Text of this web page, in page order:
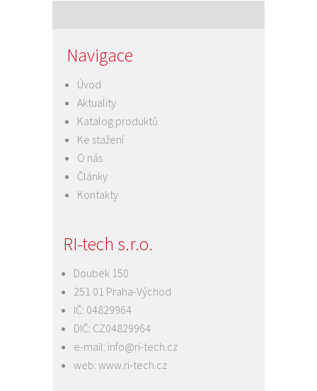
Navigace
Úvod
Aktuality
Katalog produktů
Ke stažení
O nás
Články
Kontakty
RI-tech s.r.o.
Doubek 150
251 01 Praha-Východ
IČ: 04829964
DIČ: CZ04829964
e-mail: info@ri-tech.cz
web: www.ri-tech.cz